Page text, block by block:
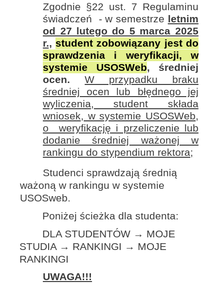
Zgodnie §22 ust. 7 Regulaminu
świadczeń - w semestrze letnim
od 27 lutego do 5 marca 2025
r., student zobowiązany jest do
sprawdzenia i weryfikacji, w
systemie USOSWeb, średniej
ocen.
W przypadku braku
średniej ocen lub błędnego jej
wyliczenia, student składa
wniosek, w systemie USOSWeb,
o weryfikację i przeliczenie lub
dodanie średniej ważonej w
rankingu do stypendium rektora;
Studenci sprawdzają średnią
ważoną w rankingu w systemie
USOSweb.
Poniżej ścieżka dla studenta:
DLA STUDENTÓW → MOJE
STUDIA → RANKINGI → MOJE
RANKINGI
UWAGA!!!